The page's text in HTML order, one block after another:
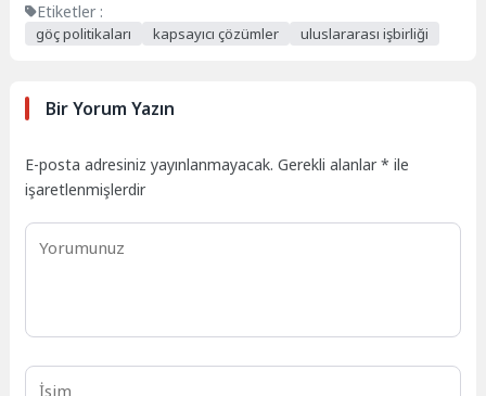
Etiketler :
göç politikaları kapsayıcı çözümler uluslararası işbirliği
Bir Yorum Yazın
E-posta adresiniz yayınlanmayacak. Gerekli alanlar* ile
işaretlenmişlerdir